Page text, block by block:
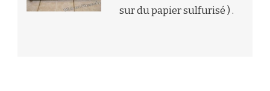
sur du papier sulfurisé ) .